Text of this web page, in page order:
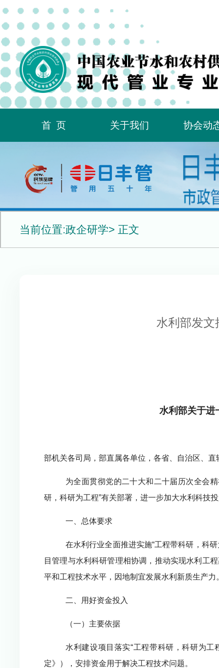
首页 关于我们 协会动
当前位置:政企研学> 正文
水利部发文
水利部关于进
部机关各司局，部直属各单位，各省、自治区、
为全面贯彻党的二十大和二十届历次全会
研，科研为工程”有关部署，进一步加大水利科技
一、总体要求
在水利行业全面推进实施“工程带科研，科
目管理与水利科研管理相协调，推动实现水利工
平和工程技术水平，因地制宜发展水利新质生产力
二、用好资金投入
（一）主要依据
水利建设项目落实“工程带科研，科研为
定》），安排资金用于解决工程技术问题。